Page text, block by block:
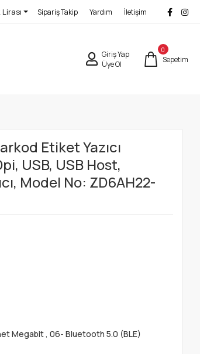
Lirası Sipariş Takip Yardım İletişim
Giriş Yap
Üye Ol
0
Sepetim
Etiket Yazıcı
USB, USB Host,
Model No: ZD6AH22-
Megabit, 06- Bluetooth 5.0 (BLE)